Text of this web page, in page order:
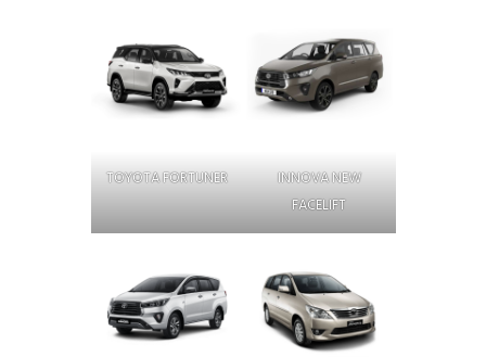
TOYOTA FORTUNER
INNOVA NEW
FACELIFT